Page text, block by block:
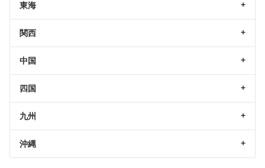
東海
関西
中国
四国
九州
沖縄